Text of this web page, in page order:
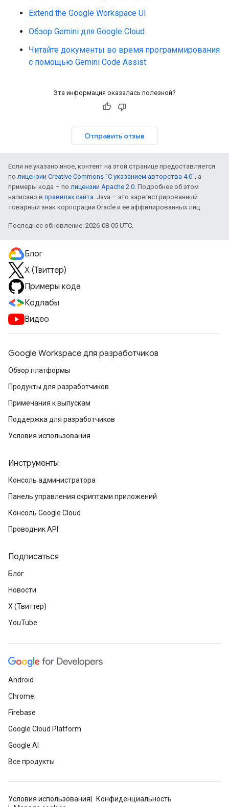
Extend the Google Workspace UI
Обзор Gemini для Google Cloud
Читайте документы во время программирования
с помощью Gemini Code Assist.
Эта информация оказалась полезной?
Отправить отзыв
Если не указано иное, контент на этой странице предоставляется
по лицензии Creative Commons "С указанием авторства 4.0", а
примеры кода – по лицензии Apache 2.0. Подробнее об этом
написано в правилах сайта. Java – это зарегистрированный
товарный знак корпорации Oracle и ее аффилированных лиц.
Последнее обновление: 2026-08-05 UTC.
Блог
X (Твиттер)
Примеры кода
Кодлабы
Видео
Google Workspace для разработчиков
Обзор платформы
Продукты для разработчиков
Примечания к выпускам
Поддержка для разработчиков
Условия использования
Инструменты
Консоль администратора
Панель управления скриптами приложений
Консоль Google Cloud
Проводник API
Подписаться
Блог
Новости
X (Твиттер)
YouTube
Android
Chrome
Firebase
Google Cloud Platform
Google AI
Все продукты
Условия использования
Конфиденциальность